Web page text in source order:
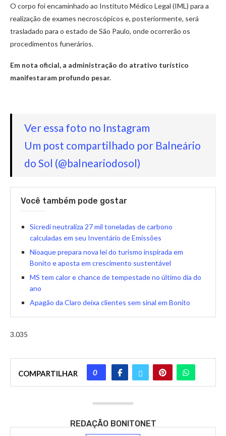
O corpo foi encaminhado ao Instituto Médico Legal (IML) para a
realização de exames necroscópicos e, posteriormente, será
trasladado para o estado de São Paulo, onde ocorrerão os
procedimentos funerários.
Em nota oficial, a administração do atrativo turístico
manifestaram profundo pesar.
Ver essa foto no Instagram
Um post compartilhado por Balneário
do Sol (@balneariodosol)
Você também pode gostar
Sicredi neutraliza 27 mil toneladas de carbono
calculadas em seu Inventário de Emissões
Nioaque prepara nova lei do turismo inspirada em
Bonito e aposta em crescimento sustentável
MS tem calor e chance de tempestade no último dia do
ano
Apagão da Claro deixa clientes sem sinal em Bonito
3.035
COMPARTILHAR 0
REDAÇÃO BONITONET